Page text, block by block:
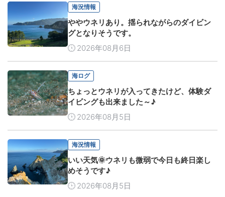
海況情報
ややウネリあり。揺られながらのダイビン
グとなりそうです。
2026年08月6日
海ログ
ちょっとウネリが入ってきたけど、体験ダ
イビングも出来ました～♪
2026年08月5日
海況情報
いい天気🌞ウネリも微弱で今日も終日楽し
めそうです♪
2026年08月5日